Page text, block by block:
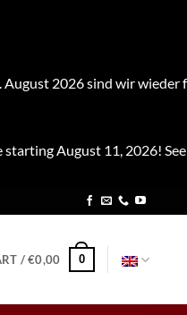
2026 sind wir wieder
August 11, 2026!
/€0,00 0